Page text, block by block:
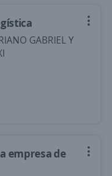
GABRIEL Y
empresa de